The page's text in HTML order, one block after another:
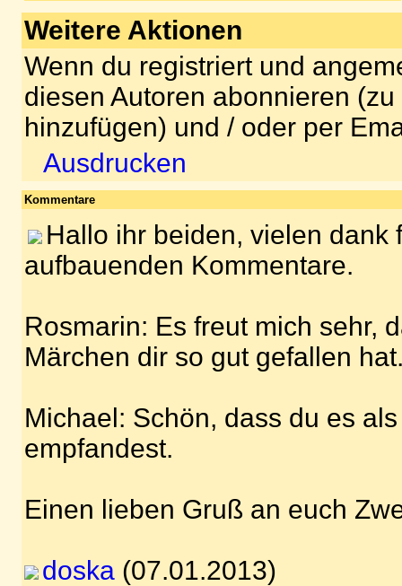
Weitere Aktionen
Wenn du registriert und
diesen Autoren abonnieren
hinzufügen) und / oder per
Ausdrucken
Kommentare
Hallo ihr beiden, vielen dank
aufbauenden Kommentare.
Rosmarin: Es freut mich sehr,
Märchen dir so gut gefallen
Michael: Schön, dass du es
empfandest.
Einen lieben Gruß an euch
doska (07.01.2013)